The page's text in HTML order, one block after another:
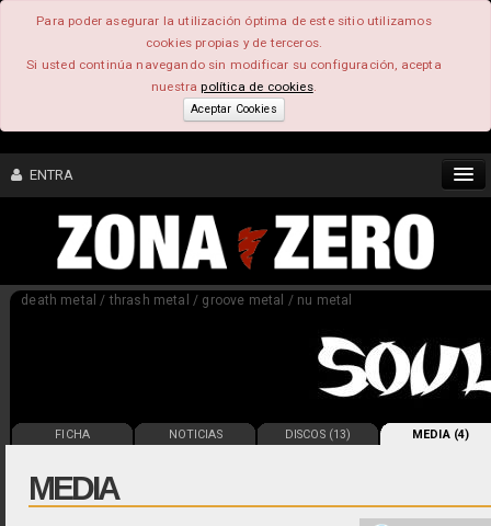
Para poder asegurar la utilización óptima de este sitio utilizamos
cookies propias y de terceros.
Si usted continúa navegando sin modificar su configuración, acepta
nuestrapolítica de cookies.
Aceptar Cookies
ENTRA
CONTENIDO
death metal / thrash metal / groove metal / nu metal
FICHA NOTICIAS DISCOS (13) MEDIA (4)
MEDIA